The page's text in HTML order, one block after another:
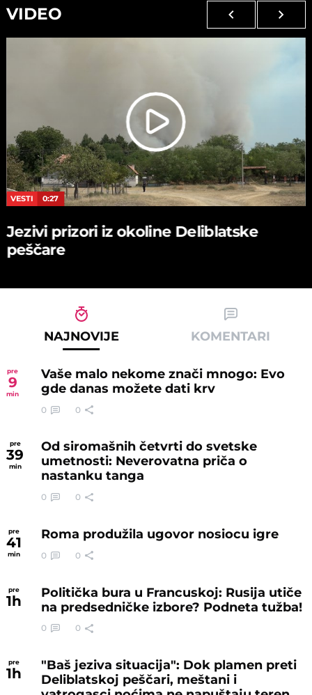
VIDEO
VESTI 0:27
Jezivi prizori iz okoline Deliblatske
peščare
NAJNOVIJE KOMENTARI
pre
9
min
Vaše malo nekome znači mnogo: Evo
gde danas možete dati krv
0 0
pre
39
min
Od siromašnih četvrti do svetske
umetnosti: Neverovatna priča o
nastanku tanga
0 0
pre
41
min
Roma produžila ugovor nosiocu igre
0 0
pre
1h
Politička bura u Francuskoj: Rusija utiče
na predsedničke izbore? Podneta tužba!
0 0
pre
1h
"Baš jeziva situacija": Dok plamen preti
Deliblatskoj peščari, meštani i